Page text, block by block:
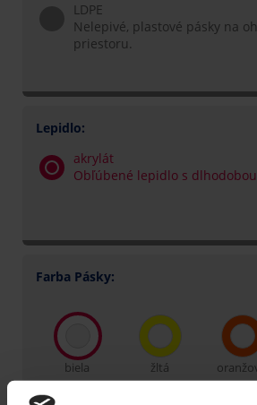
LDPE
Nelepivé, plastové pásky na
priestoru.
Lepidlo:
akrylát
Obľúbené lepidlo s
Farba Pásky:
biela žltá